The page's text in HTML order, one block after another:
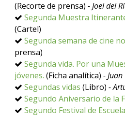
(Recorte de prensa) - Joel del
Segunda Muestra
(Cartel)
Segunda semana de cine
prensa)
Segunda vida. Por una
jóvenes. (Ficha analítica) -
Segundas vidas (Libro) -
Segundo Aniversario de la
Segundo Festival de